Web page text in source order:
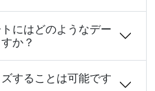
にはどのようなデー
か？
することは可能です